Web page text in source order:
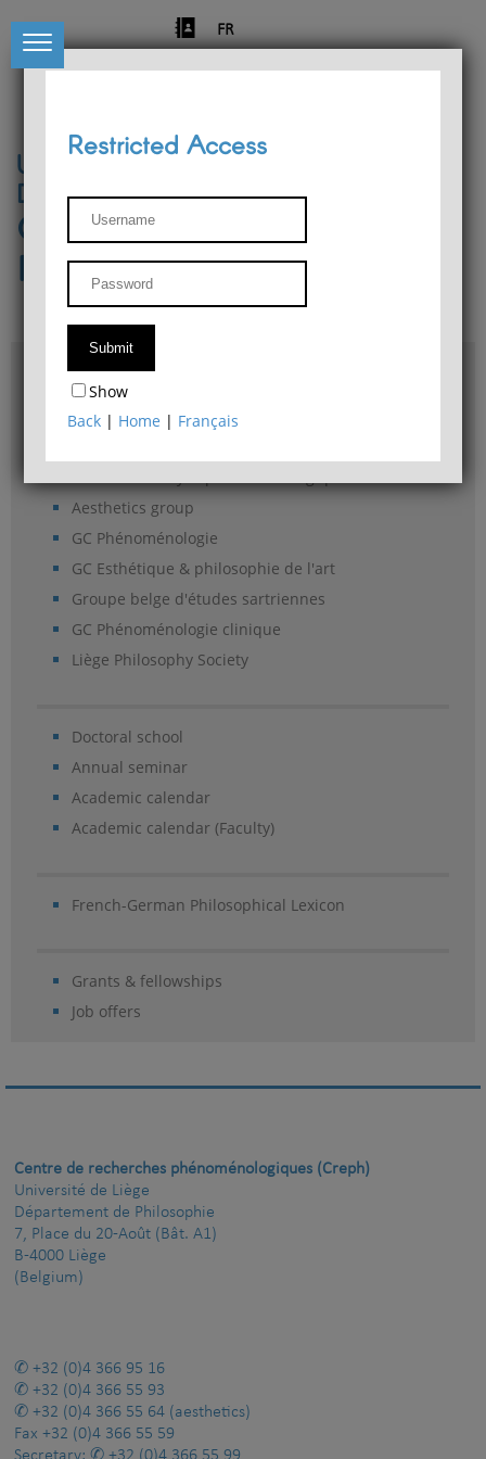
FR
University of Liège
Départment of Philosophy
Center for Phenomenological
Research
Access & maps
Philosophy Department Library
Aesthetics group
GC Phénoménologie
GC Esthétique & philosophie de l'art
Groupe belge d'études sartriennes
GC Phénoménologie clinique
Liège Philosophy Society
Doctoral school
Annual seminar
Academic calendar
Academic calendar (Faculty)
French-German Philosophical Lexicon
Grants & fellowships
Job offers
Restricted Access
Show
Back | Home | Français
Centre de recherches phénoménologiques (Creph)
Université de Liège
Département de Philosophie
7, Place du 20-Août (Bât. A1)
B-4000 Liège
(Belgium)
+32 (0)4 366 95 16
+32 (0)4 366 55 93
+32 (0)4 366 55 64 (aesthetics)
Fax +32 (0)4 366 55 59